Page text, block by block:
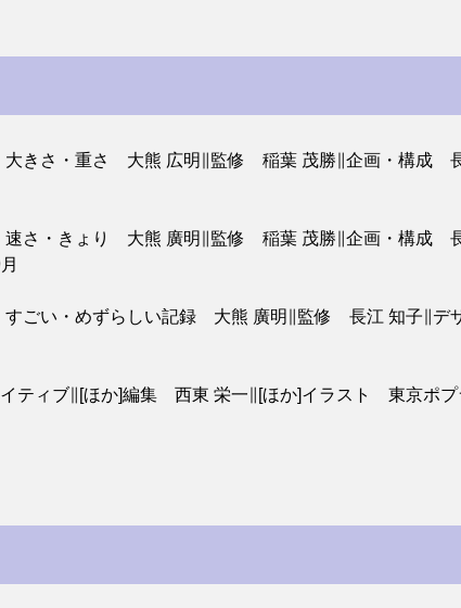
きさ・重さ 大熊 広明∥監修 稲葉 茂勝∥企画・構成
さ・きょり 大熊 廣明∥監修 稲葉 茂勝∥企画・構成
ごい・めずらしい記録 大熊 廣明∥監修 長江 知子∥
ィブ∥[ほか]編集 西東 栄一∥[ほか]イラスト 東京ポプ